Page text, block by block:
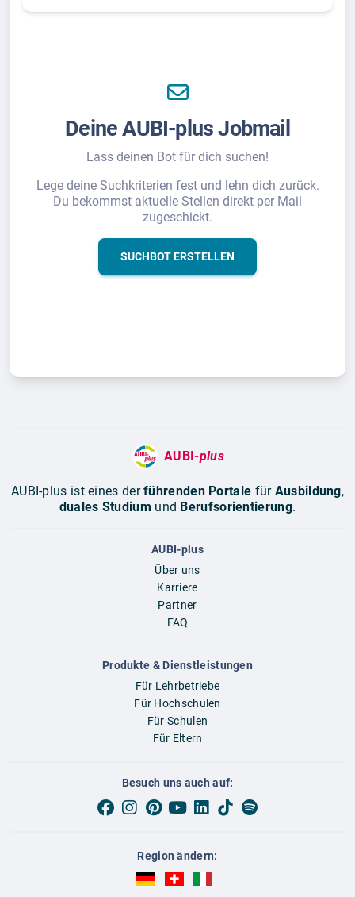
Deine AUBI-plus Jobmail
Lass deinen Bot für dich suchen!
Lege deine Suchkriterien fest und lehn dich zurück.
Du bekommst aktuelle Stellen direkt per Mail
zugeschickt.
SUCHBOT ERSTELLEN
AUBI-plus
AUBI-plus ist eines derführenden Portale für Ausbildung,
duales Studium und Berufsorientierung.
AUBI-plus
Über uns
Karriere
Partner
FAQ
Produkte & Dienstleistungen
Für Lehrbetriebe
Für Hochschulen
Für Schulen
Für Eltern
Besuch uns auch auf:
Region ändern:
AUBI-plus Deutschland (deutsch)
AUBI-plus Schweiz (deutsch)
AUBI-plus Italien (deutsch)